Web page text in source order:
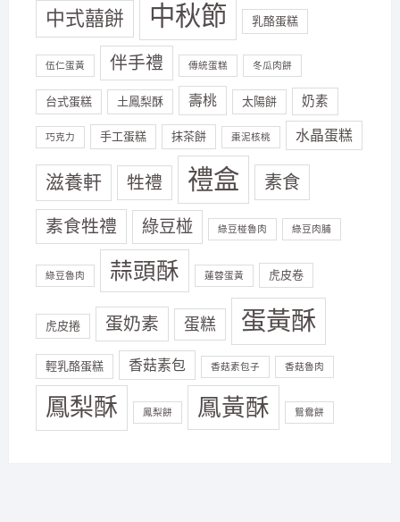
中式囍餅 中秋節 乳酪蛋糕
伍仁蛋黃 伴手禮 傳統蛋糕 冬瓜肉餅
台式蛋糕 土鳳梨酥 壽桃 太陽餅 奶素
巧克力 手工蛋糕 抹茶餅 棗泥核桃 水晶蛋糕
滋養軒 牲禮 禮盒 素食
素食牲禮 綠豆椪 綠豆椪魯肉 綠豆肉脯
綠豆魯肉 蒜頭酥 蓮蓉蛋黃 虎皮卷
虎皮捲 蛋奶素 蛋糕 蛋黃酥
輕乳酪蛋糕 香菇素包 香菇素包子 香菇魯肉
鳳梨酥 鳳梨餅 鳳黃酥 鴛鴦餅